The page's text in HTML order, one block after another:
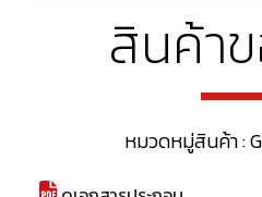
สินค้า
หมวดหมู่สินค้า :